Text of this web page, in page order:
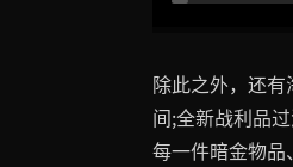
除此之外，还
间;全新战利品
每一件暗金物